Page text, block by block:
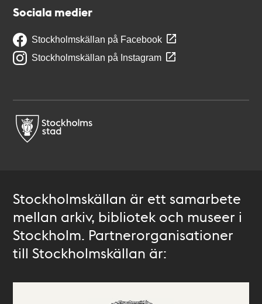
Sociala medier
Stockholmskällan på Facebook
Stockholmskällan på Instagram
Stockholmskällan är ett samarbete
mellan arkiv, bibliotek och museer i
Stockholm. Partnerorganisationer
till Stockholmskällan är: